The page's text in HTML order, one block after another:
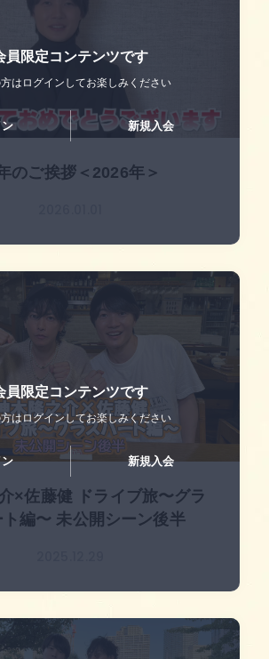
のご挨拶＜2026年＞
員限定コンテンツです
はログインしてお楽しみください
新規入会
×佐藤健 ドライブ旅〜グラ
ト編〜 未公開シーン後半
員限定コンテンツです
はログインしてお楽しみください
新規入会